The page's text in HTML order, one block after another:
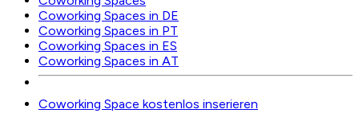
Coworking Spaces in DE
Coworking Spaces in PT
Coworking Spaces in ES
Coworking Spaces in AT
Coworking Space kostenlos inserieren